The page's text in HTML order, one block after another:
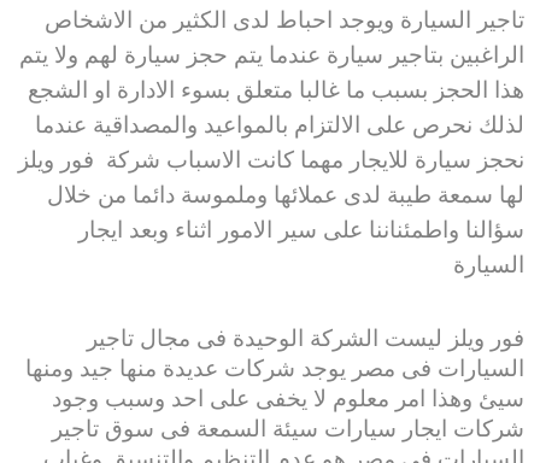
تاجير السيارة ويوجد احباط لدى الكثير من الاشخاص
الراغبين بتاجير سيارة عندما يتم حجز سيارة لهم ولا يتم
هذا الحجز بسبب ما غالبا متعلق بسوء الادارة او الشجع
لذلك نحرص على الالتزام بالمواعيد والمصداقية عندما
نحجز سيارة للايجار مهما كانت الاسباب شركة فور ويلز
لها سمعة طيبة لدى عملائها وملموسة دائما من خلال
سؤالنا واطمئناننا على سير الامور اثناء وبعد ايجار
السيارة
فور ويلز ليست الشركة الوحيدة فى مجال تاجير
السيارات فى مصر يوجد شركات عديدة منها جيد ومنها
سيئ وهذا امر معلوم لا يخفى على احد وسبب وجود
شركات ايجار سيارات سيئة السمعة فى سوق تاجير